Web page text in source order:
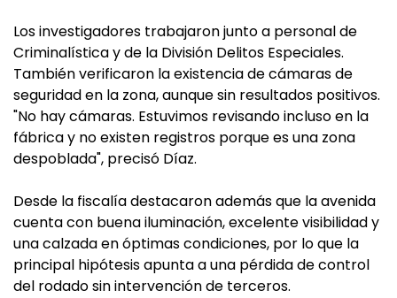
Los investigadores trabajaron junto a personal de
Criminalística y de la División Delitos Especiales.
También verificaron la existencia de cámaras de
seguridad en la zona, aunque sin resultados positivos.
"No hay cámaras. Estuvimos revisando incluso en la
fábrica y no existen registros porque es una zona
despoblada", precisó Díaz.
Desde la fiscalía destacaron además que la avenida
cuenta con buena iluminación, excelente visibilidad y
una calzada en óptimas condiciones, por lo que la
principal hipótesis apunta a una pérdida de control
del rodado sin intervención de terceros.